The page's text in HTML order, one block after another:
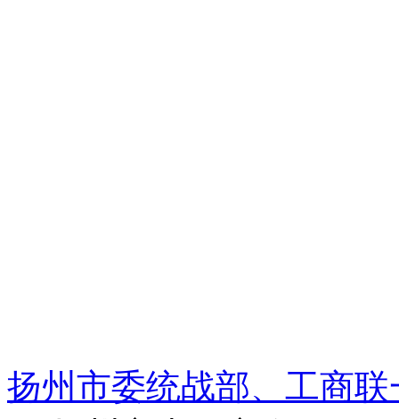
扬州市委统战部、工商